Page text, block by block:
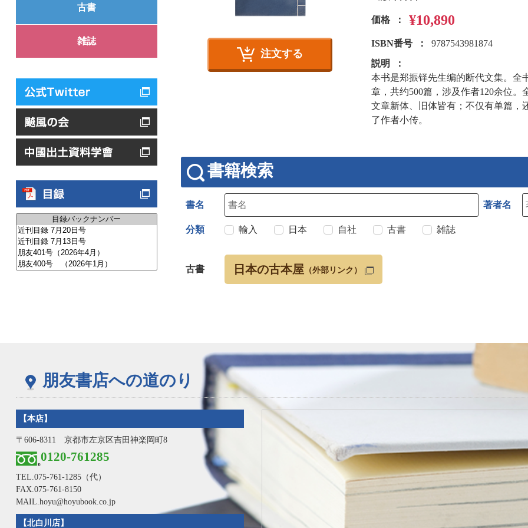
古書
雑誌
注文する
価格 ¥10,890
ISBN番号
9787543981874
説明
本书是郑振铎先生编的断代文集。全
章，共约500篇，涉及作者120余位
文章新体、旧体皆有；不仅有单篇，
了作者小传。
書籍検索
書名 著者名
分類 輸入 日本 自社 古書 雑誌
古書 日本の古本屋 （外部リンク）
朋友書店への道のり
【本店】
〒606-8311 京都市左京区吉田神楽岡町8
0120-761285
TEL. 075-761-1285（代）
FAX.075-761-8150
MAIL.hoyu@hoyubook.co.jp
【北白川店】